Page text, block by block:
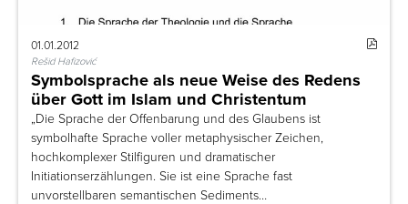
01.01.2012
Rešid Hafizović
Symbolsprache als neue Weise des Redens
über Gott im Islam und Christentum
„Die Sprache der Offenbarung und des Glaubens ist
symbolhafte Sprache voller metaphysischer Zeichen,
hochkomplexer Stilfiguren und dramatischer
Initiationserzählungen. Sie ist eine Sprache fast
unvorstellbaren semantischen Sediments…